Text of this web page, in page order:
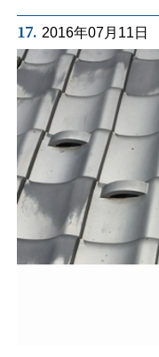
17. 2016年07月11日